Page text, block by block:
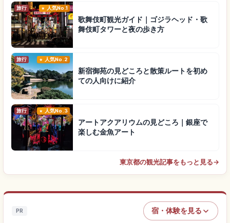
旅行 人気No.1
歌舞伎町観光ガイド｜ゴジラヘッド・歌
舞伎町タワーと夜の歩き方
旅行 人気No.2
新宿御苑の見どころと散策ルートを初め
ての人向けに紹介
旅行 人気No.3
アートアクアリウムの見どころ｜銀座で
楽しむ金魚アート
東京都の観光記事をもっと見る→
PR 宿・体験を見る